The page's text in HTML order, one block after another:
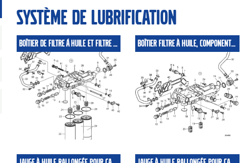
Système de lubrification
BOÎTIER DE FILTRE Á HUILE ET FILTRE Á HUILE BOÎTIER FILTRE À HUILE, COMPONENTS. MONTAGE POSSIBLE.